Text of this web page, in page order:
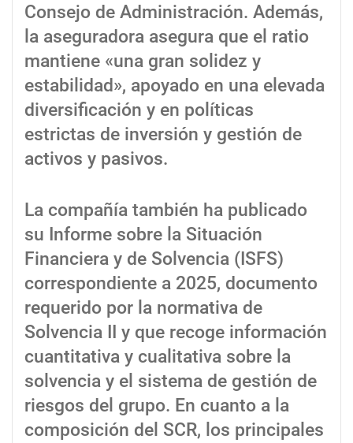
Consejo de Administración. Además,
la aseguradora asegura que el ratio
mantiene «una gran solidez y
estabilidad», apoyado en una elevada
diversificación y en políticas
estrictas de inversión y gestión de
activos y pasivos.
La compañía también ha publicado
su Informe sobre la Situación
Financiera y de Solvencia (ISFS)
correspondiente a 2025, documento
requerido por la normativa de
Solvencia II y que recoge información
cuantitativa y cualitativa sobre la
solvencia y el sistema de gestión de
riesgos del grupo. En cuanto a la
composición del SCR, los principales